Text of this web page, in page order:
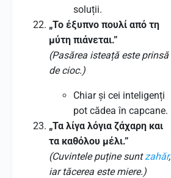
soluții.
„Το έξυπνο πουλί από τη
μύτη πιάνεται.”
(Pasărea isteață este prinsă
de cioc.)
Chiar și cei inteligenți
pot cădea în capcane.
„Τα λίγα λόγια ζάχαρη και
τα καθόλου μέλι.”
(Cuvintele puține suntzahăr,
iar tăcerea este miere.)